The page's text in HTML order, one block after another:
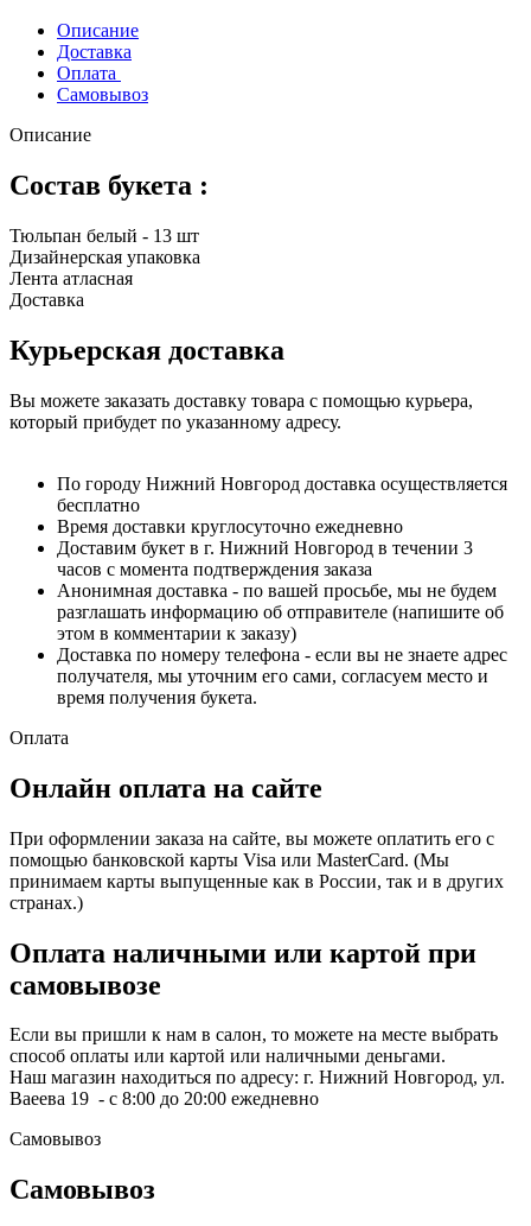
Описание
Доставка
Оплата
Самовывоз
Описание
Состав букета :
Тюльпан белый - 13 шт
Дизайнерская упаковка
Лента атласная
Доставка
Курьерская доставка
Вы можете заказать доставку товара с помощью курьера,
который прибудет по указанному адресу.
По городу Нижний Новгород доставка осуществляется
бесплатно
Время доставки круглосуточно ежедневно
Доставим букет в г. Нижний Новгород в течении 3
часов с момента подтверждения заказа
Анонимная доставка - по вашей просьбе, мы не будем
разглашать информацию об отправителе (напишите об
этом в комментарии к заказу)
Доставка по номеру телефона - если вы не знаете адрес
получателя, мы уточним его сами, согласуем место и
время получения букета.
Оплата
Онлайн оплата на сайте
При оформлении заказа на сайте, вы можете оплатить его с
помощью банковской карты Visa или MasterCard. (Мы
принимаем карты выпущенные как в России, так и в других
странах.)
Оплата наличными или картой при
самовывозе
Если вы пришли к нам в салон, то можете на месте выбрать
способ оплаты или картой или наличными деньгами.
Наш магазин находиться по адресу: г. Нижний Новгород, ул.
Ваеева 19 - с 8:00 до 20:00 ежедневно
Самовывоз
Самовывоз